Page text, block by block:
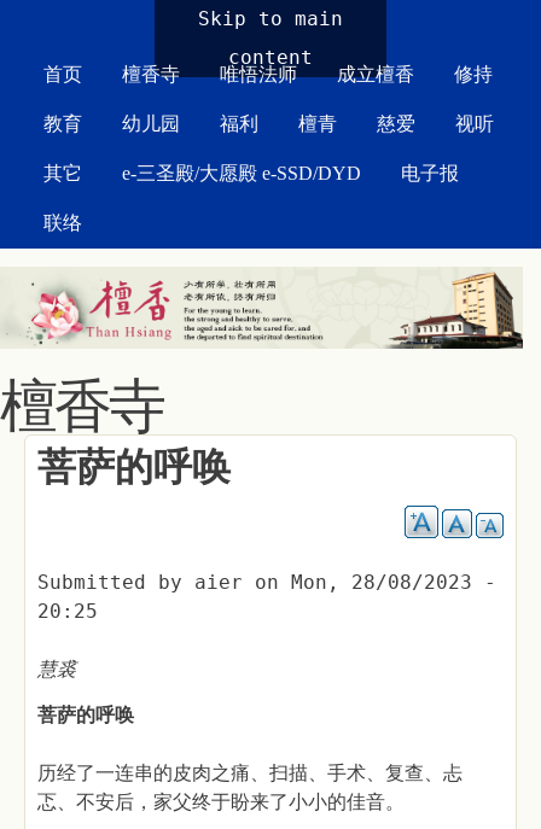
Skip to main
content
首页 檀香寺 唯悟法师 成立檀香 修持
教育 幼儿园 福利 檀青 慈爱 视听
其它 e-三圣殿/大愿殿 e-SSD/DYD 电子报
联络
檀香寺
菩萨的呼唤
Submitted by aier on Mon, 28/08/2023 -
20:25
慧裘
菩萨的呼唤
历经了一连串的皮肉之痛、扫描、手术、复查、忐
忑、不安后，家父终于盼来了小小的佳音。